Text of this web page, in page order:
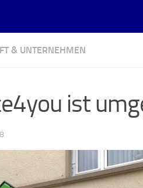
& UNTERNEHMEN
ist